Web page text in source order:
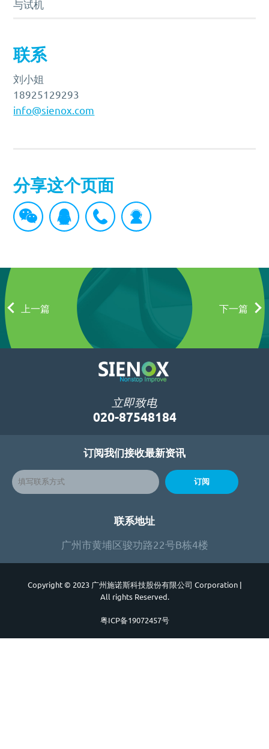
与试机
联系
刘小姐
18925129293
info@sienox.com
分享这个页面
上一篇 下一篇
立即致电
020-87548184
订阅我们接收最新资讯
订阅
联系地址
广州市黄埔区骏功路22号B栋4楼
Copyright © 2023 广州施诺斯科技股份有限公司 Corporation |
All rights Reserved.
粤ICP备19072457号